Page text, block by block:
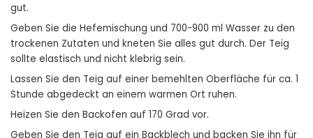
gut.
Geben Sie die Hefemischung und 700-900 ml Wasser zu den
trockenen Zutaten und kneten Sie alles gut durch. Der Teig
sollte elastisch und nicht klebrig sein.
Lassen Sie den Teig auf einer bemehlten Oberfläche für ca. 1
Stunde abgedeckt an einem warmen Ort ruhen.
Heizen Sie den Backofen auf 170 Grad vor.
Geben Sie den Teig auf ein Backblech und backen Sie ihn für